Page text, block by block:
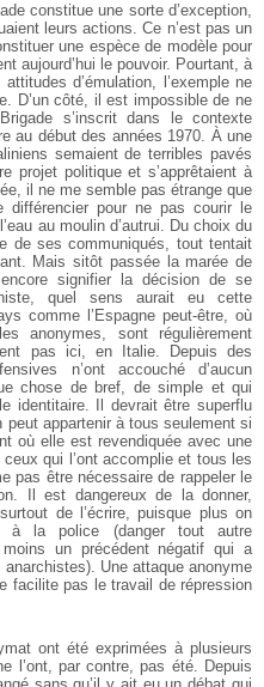
constitue une sorte d’exception,
leurs actions. Ce n’est pas un
une espèce de modèle pour
aujourd’hui le pouvoir. Pourtant, à
d’émulation, l’exemple ne
D’un côté, il est impossible de ne
s’inscrit dans le contexte
au début des années 1970. À une
semaient de terribles pavés
projet politique et s’apprêtaient à
il ne me semble pas étrange que
différencier pour ne pas courir le
au moulin d’autrui. Du choix du
de ses communiqués, tout tentait
Mais sitôt passée la marée de
encore signifier la décision de se
quel sens aurait eu cette
comme l’Espagne peut-être, où
anonymes, sont régulièrement
pas ici, en Italie. Depuis des
n’ont accouché d’aucun
chose de bref, de simple et qui
identitaire. Il devrait être superflu
peut appartenir à tous seulement si
où elle est revendiquée avec une
qui l’ont accomplie et tous les
pas être nécessaire de rappeler le
Il est dangereux de la donner,
de l’écrire, puisque plus on
à la police (danger tout autre
moins un précédent négatif qui a
Une attaque anonyme
facilite pas le travail de répression
ont été exprimées à plusieurs
l’ont, par contre, pas été. Depuis